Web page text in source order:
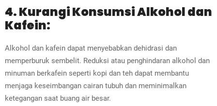
4. Kurangi Konsumsi Alkohol dan
Kafein:
Alkohol dan kafein dapat menyebabkan dehidrasi dan
memperburuk sembelit. Reduksi atau penghindaran alkohol dan
minuman berkafein seperti kopi dan teh dapat membantu
menjaga keseimbangan cairan tubuh dan meminimalkan
ketegangan saat buang air besar.